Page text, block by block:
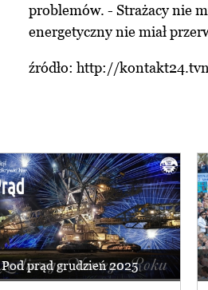
problemów. - Strażacy nie
energetyczny nie miał
źródło: http://
Pod prąd grudzień 2025